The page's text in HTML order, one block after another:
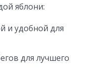
яблони:
и удобной для
для лучшего